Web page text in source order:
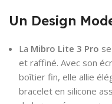
Un Design
La Mibro Lite 3 Pro
et raffiné. Avec son
boîtier fin, elle allie
bracelet en silicone